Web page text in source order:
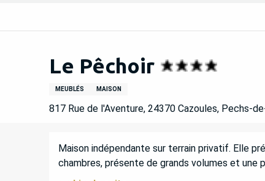
Le Pêchoir
MEUBLÉS MAISON
817 Rue de l'Aventure, 24370 Cazoules, Pechs-
DESCRIPTION
Maison indépendante sur terrain privatif. Elle
chambres, présente de grands volumes et une